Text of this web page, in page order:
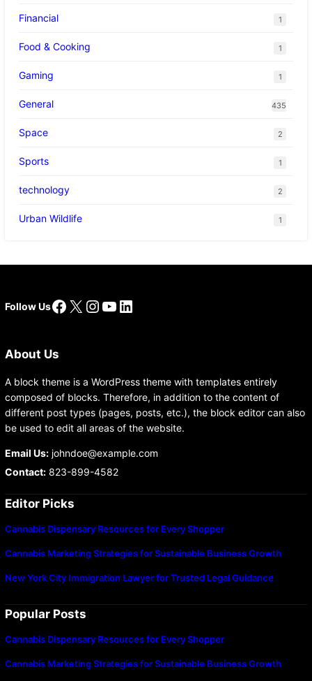
Financial 1
Food & Cooking 1
Gaming 1
General 435
Space 2
Sports 1
technology 2
Urban Wildlife 1
Follow UsFacebook
X Instagram
YouTube
LinkedIn
About Us
A block theme is a WordPress theme with templates entirely
composed of blocks. Therefore, in addition to the content of
different post types (pages, posts, etc.), the block editor can also
be used to edit all areas of the website.
Email Us:johndoe@example.com
Contact:823-899-4582
Editor Picks
Cannabis Dispensary Resources for Every Shopper
Cannabis Marketing Strategies for Sustainable Business Growth
New York City Immigration Lawyer for Trusted Legal Guidance
Popular Posts
Cannabis Dispensary Resources for Every Shopper
Cannabis Marketing Strategies for Sustainable Business Growth